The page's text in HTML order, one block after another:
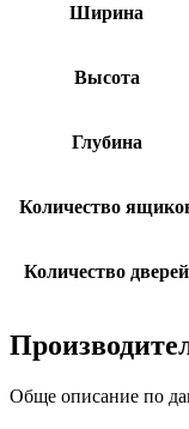
Ширина
Высота
Глубина
Количество
Количество дверей
Обще описание по